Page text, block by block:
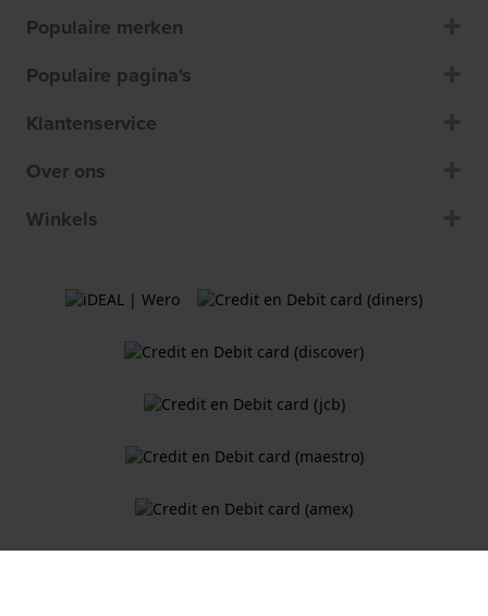
Populaire merken
Populaire pagina's
Klantenservice
Over ons
Winkels